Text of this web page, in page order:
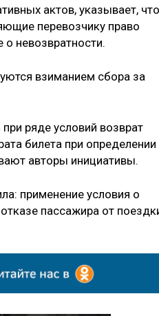
актов, указывает,
перевозчику право
невозвратности.
взиманием сбора за
ряде условий возврат
билета при определении
авторы инициативы.
применение условия о
пассажира от